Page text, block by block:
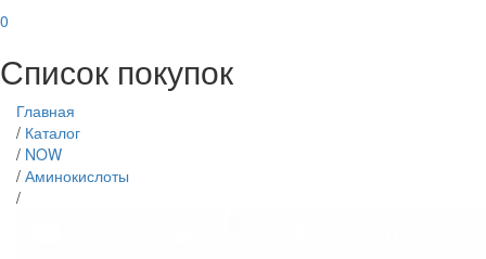
0
Список покупок
Главная
/ Каталог
/ NOW
/ Аминокислоты
/